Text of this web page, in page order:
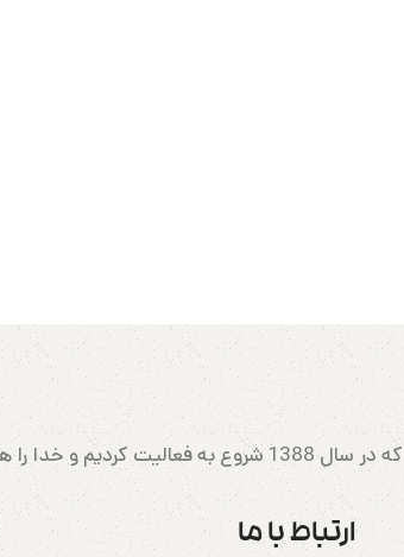
مهابادرانینگ بزرگترین وارد کننده کتونی و پوشاک اورجینال در غرب کشور در شهرستان
ارتباط با ما